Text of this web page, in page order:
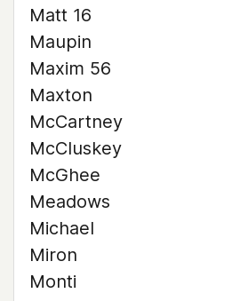
Matt 16
Maupin
Maxim 56
Maxton
McCartney
McCluskey
McGhee
Meadows
Michael
Miron
Monti